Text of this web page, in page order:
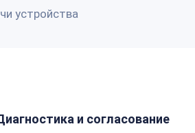
устройства
и согласование